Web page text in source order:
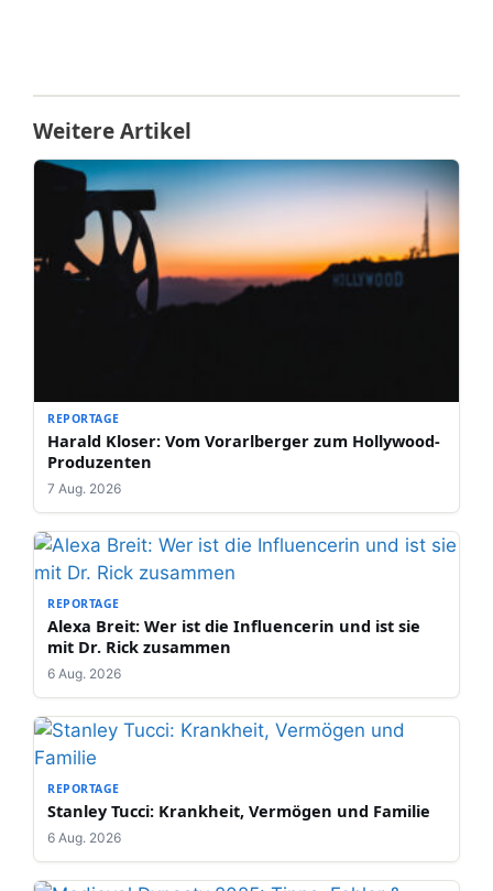
Weitere Artikel
REPORTAGE
Harald Kloser: Vom Vorarlberger zum Hollywood-
Produzenten
7 Aug. 2026
REPORTAGE
Alexa Breit: Wer ist die Influencerin und ist sie
mit Dr. Rick zusammen
6 Aug. 2026
REPORTAGE
Stanley Tucci: Krankheit, Vermögen und Familie
6 Aug. 2026